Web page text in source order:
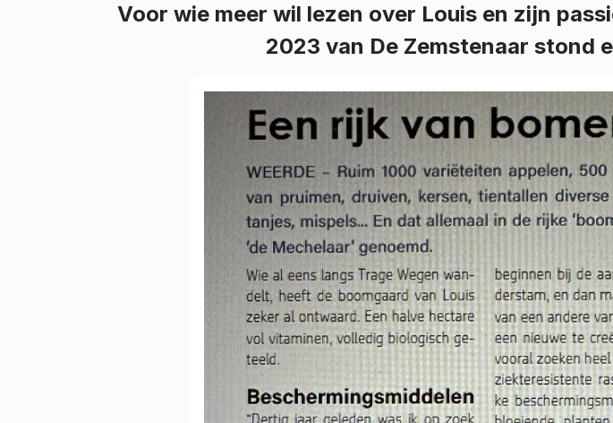
Voor wie meer wil lezen over Louis en zijn
2023 van De Zemstenaar stond